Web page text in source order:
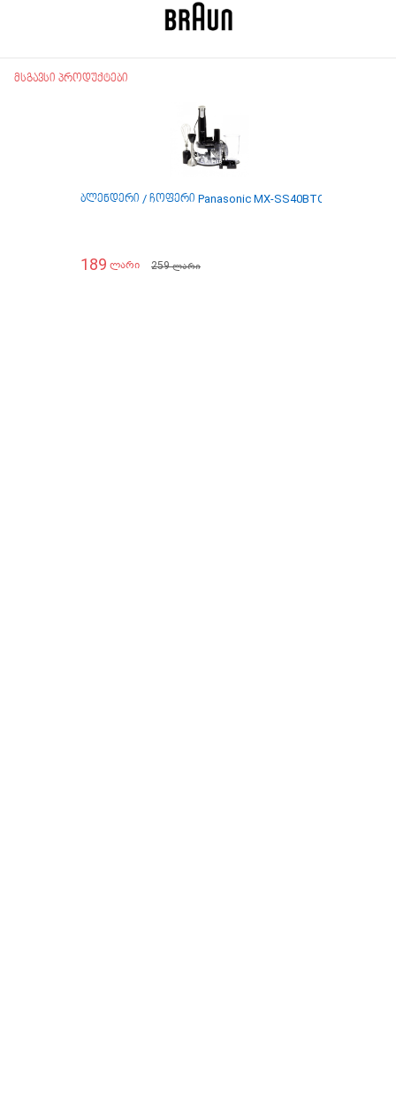
მსგავსი პროდუქტები
ბლენდერი / ჩოფერი Panasonic MX-SS40BTQ
189 ლარი 259ლარი